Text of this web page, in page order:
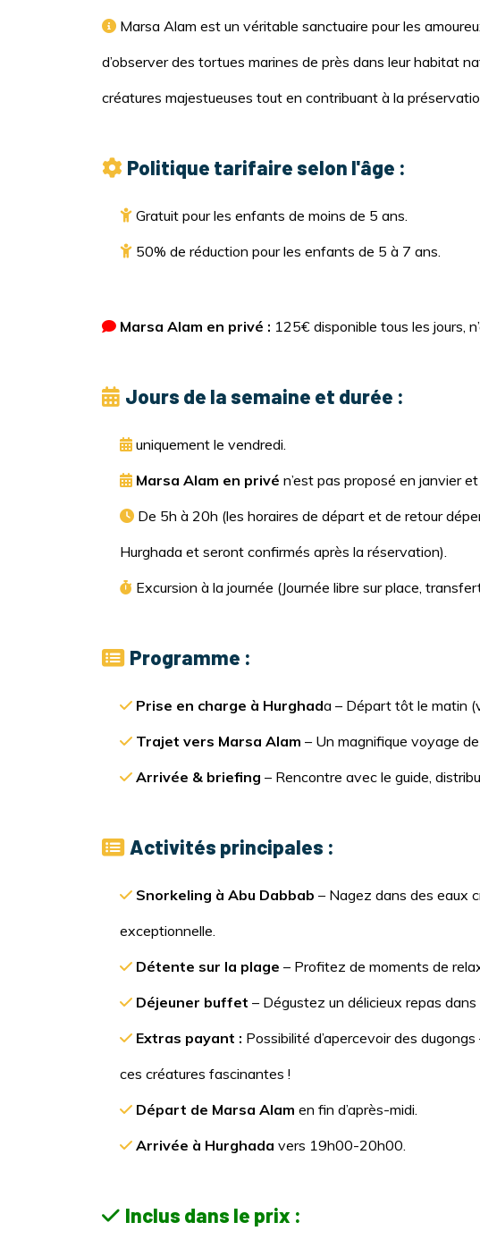
Marsa Alam est un véritable sanctuaire pour les
d’observer des tortues marines de près dans leur habitat
créatures majestueuses tout en contribuant à la
Politique tarifaire selon l'âge :
Gratuit pour les enfants de moins de 5 ans.
50% de réduction pour les enfants de 5 à 7 ans.
Marsa Alam en privé : 125€ disponible tous les jours,
Jours de la semaine et durée :
uniquement le vendredi.
Marsa Alam en privé n’est pas proposé en janvier
De 5h à 20h (les horaires de départ et de retour
Hurghada et seront confirmés après la réservation).
Excursion à la journée (Journée libre sur place,
Programme :
Prise en charge à Hurghada – Départ tôt le matin
Trajet vers Marsa Alam – Un magnifique voyage
Arrivée & briefing – Rencontre avec le guide,
Activités principales :
Snorkeling à Abu Dabbab – Nagez dans des eaux
exceptionnelle.
Détente sur la plage – Profitez de moments de
Déjeuner buffet – Dégustez un délicieux repas
Extras payant : Possibilité d’apercevoir des
ces créatures fascinantes !
Départ de Marsa Alam en fin d’après-midi.
Arrivée à Hurghada vers 19h00-20h00.
Inclus dans le prix :